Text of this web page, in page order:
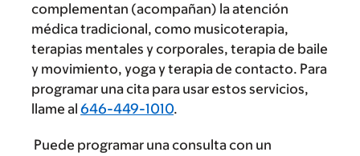
complementan (acompañan) la atención
médica tradicional, como musicoterapia,
terapias mentales y corporales, terapia de baile
y movimiento, yoga y terapia de contacto. Para
programar una cita para usar estos servicios,
llame al 646-449-1010.
Puede programar una consulta con un